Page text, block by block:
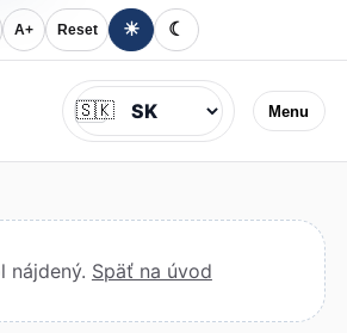
A+ Reset ☀ ☾
Menu
Jazyk
🇸🇰
nájdený. Späť na úvod